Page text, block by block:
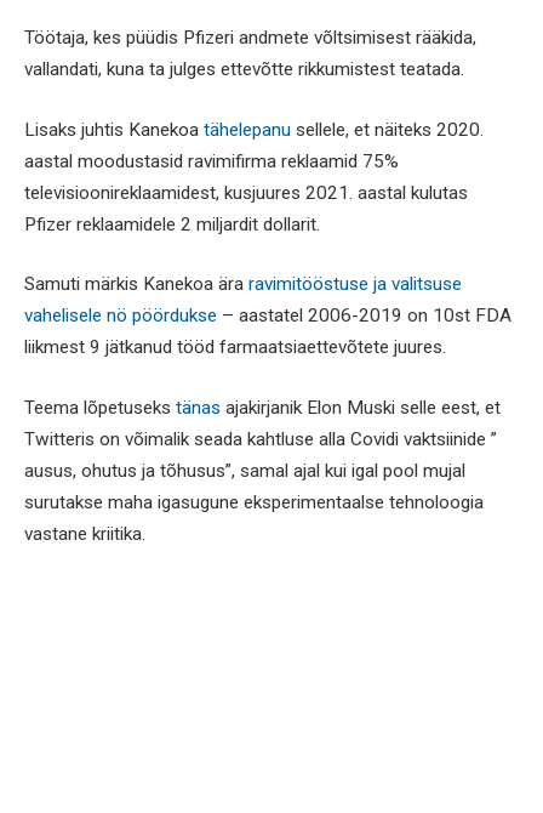
Töötaja, kes püüdis Pfizeri andmete võltsimisest rääkida,
vallandati, kuna ta julges ettevõtte rikkumistest teatada.
Lisaks juhtis Kanekoa tähelepanu sellele, et näiteks 2020.
aastal moodustasid ravimifirma reklaamid 75%
televisioonireklaamidest, kusjuures 2021. aastal kulutas
Pfizer reklaamidele 2 miljardit dollarit.
Samuti märkis Kanekoa ära ravimitööstuse ja valitsuse
vahelisele nö pöördukse – aastatel 2006-2019 on 10st FDA
liikmest 9 jätkanud tööd farmaatsiaettevõtete juures.
Teema lõpetuseks tänas ajakirjanik Elon Muski selle eest, et
Twitteris on võimalik seada kahtluse alla Covidi vaktsiinide ”
ausus, ohutus ja tõhusus”, samal ajal kui igal pool mujal
surutakse maha igasugune eksperimentaalse tehnoloogia
vastane kriitika.